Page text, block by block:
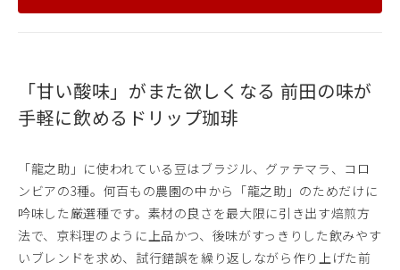
「甘い酸味」がまた欲しくなる 前田の味が
手軽に飲めるドリップ珈琲
「龍之助」に使われている豆はブラジル、グァテマラ、コロ
ンビアの3種。何百もの農園の中から「龍之助」のためだけに
吟味した厳選種です。素材の良さを最大限に引き出す焙煎方
法で、京料理のように上品かつ、後味がすっきりした飲みやす
いブレンドを求め、試行錯誤を繰り返しながら作り上げた前